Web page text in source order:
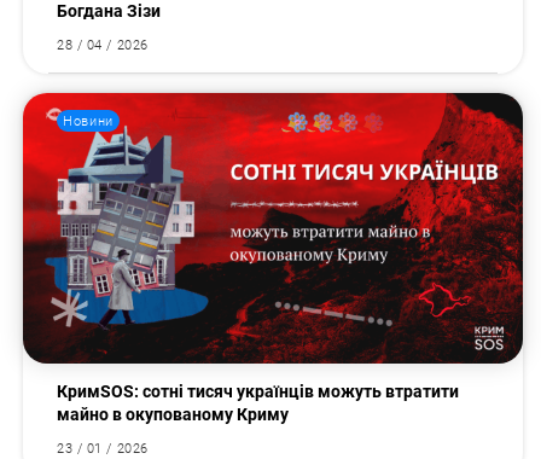
Богдана Зізи
28 / 04 / 2026
Новини
КримSOS: сотні тисяч українців можуть втратити
майно в окупованому Криму
23 / 01 / 2026